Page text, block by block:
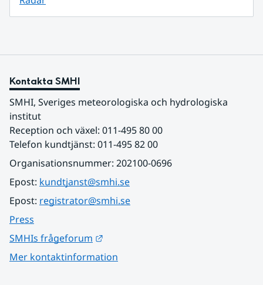
Kontakta SMHI
SMHI, Sveriges meteorologiska och hydrologiska
institut
Reception och växel: 011-495 80 00
Telefon kundtjänst: 011-495 82 00
Organisationsnummer: 202100-0696
Epost: kundtjanst@smhi.se
Epost: registrator@smhi.se
Press
SMHIs frågeforum
Mer kontaktinformation